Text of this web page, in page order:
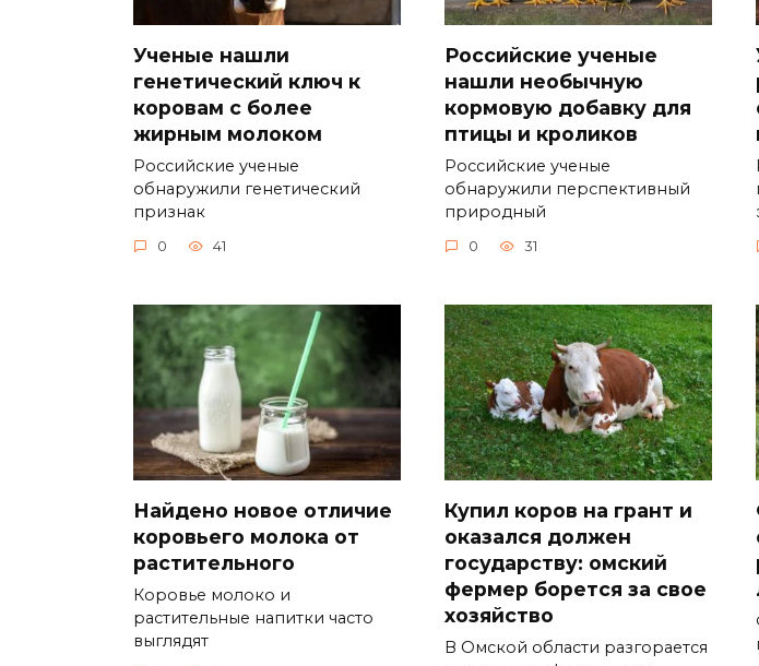
Ученые нашли
генетический ключ к
коровам с более
жирным молоком
Российские ученые
обнаружили генетический
признак
0 41
Российские ученые
нашли необычную
кормовую добавку для
птицы и кроликов
Российские ученые
обнаружили перспективный
природный
0 31
Найдено новое отличие
коровьего молока от
растительного
Коровье молоко и
растительные напитки часто
выглядят
Купил коров на грант и
оказался должен
государству: омский
фермер борется за свое
хозяйство
В Омской области разгорается